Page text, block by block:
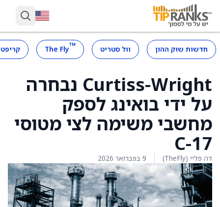
חדשות שוק ההון וול סטריט ™
The Fly
Curtiss-Wright נבחרה
על ידי בואינג לספק
מחשבי משימה לצי מטוסי
C-17
דה פליי (TheFly) 9 בפברואר 2026